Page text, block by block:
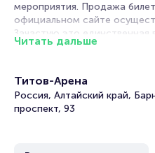
мероприятия. Продажа
официальном сайте
Зачастую это
на Поп и эстрада.
часто. Концертные залы на
артистов всегда заполнены,
практически всеми. Легкие
Читать дальше
Титов-Арена
Россия, Алтайский край,
проспект, 93